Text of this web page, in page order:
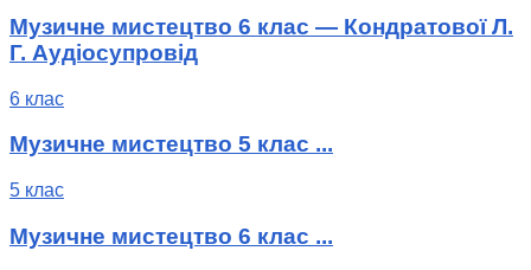
Музичне мистецтво 6 клас — Кондратової Л.
Г. Аудіосупровід
6 клас
Музичне мистецтво 5 клас ...
5 клас
Музичне мистецтво 6 клас ...